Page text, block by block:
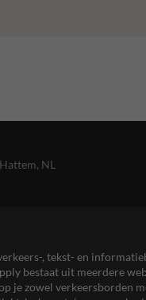
Hattem, NL
, tekst- en
bestaat uit meerdere
je zowel verkeersborden